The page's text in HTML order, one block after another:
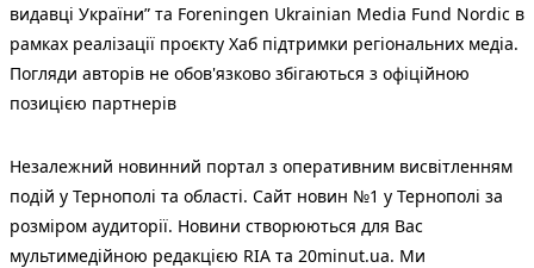
видавці України” та Foreningen Ukrainian Media Fund Nordic в
рамках реалізації проєкту Хаб підтримки регіональних медіа.
Погляди авторів не обов'язково збігаються з офіційною
позицією партнерів
Незалежний новинний портал з оперативним висвітленням
подій у Тернополі та області. Сайт новин №1 у Тернополі за
розміром аудиторії. Новини створюються для Вас
мультимедійною редакцією RIA та 20minut.ua. Ми